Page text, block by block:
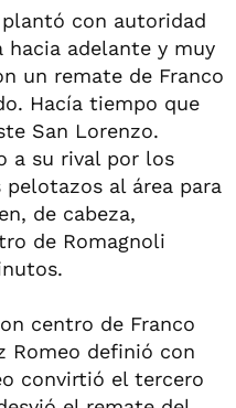
con autoridad
hacia adelante y muy
un remate de Franco
Hacía tiempo que
San Lorenzo.
a su rival por los
al área para
de cabeza,
de Romagnoli
centro de Franco
Romeo definió con
convirtió el tercero